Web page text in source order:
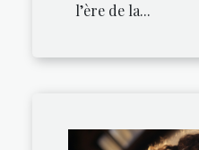
l’ère de la...